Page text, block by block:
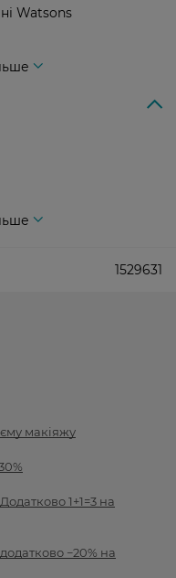
Watsons
1529631
макіяжу
1+1=3 на
−20% на